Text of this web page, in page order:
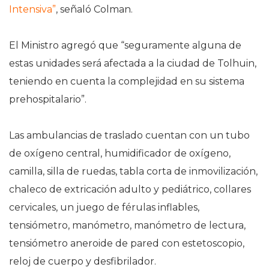
Intensiva”, señaló Colman.
El Ministro agregó que “seguramente alguna de
estas unidades será afectada a la ciudad de Tolhuin,
teniendo en cuenta la complejidad en su sistema
prehospitalario”.
Las ambulancias de traslado cuentan con un tubo
de oxígeno central, humidificador de oxígeno,
camilla, silla de ruedas, tabla corta de inmovilización,
chaleco de extricación adulto y pediátrico, collares
cervicales, un juego de férulas inflables,
tensiómetro, manómetro, manómetro de lectura,
tensiómetro aneroide de pared con estetoscopio,
reloj de cuerpo y desfibrilador.